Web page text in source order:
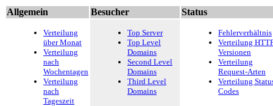
Allgemein Besucher Status
Verteilung
über Monat
Verteilung
nach
Wochentagen
Verteilung
nach
Tageszeit
Top Server
Top Level
Domains
Second Level
Domains
Third Level
Domains
Fehlerverhältnis
Verteilung
Versionen
Verteilung
Request-Arten
Verteilung
Codes